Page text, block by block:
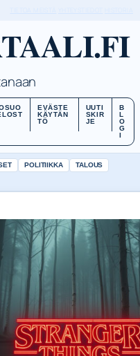
EVÄSTE
KÄYTÄN
TÖ
UUTI
SKIR
JE
B
L
O
G
I
POLITIIKKA
TALOUS